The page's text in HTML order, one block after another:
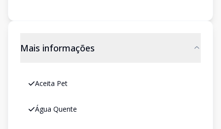
Mais informações
Aceita Pet
Água Quente